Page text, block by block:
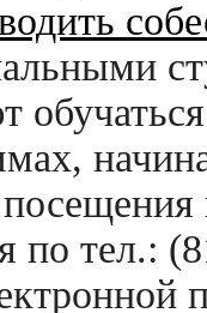
по тел.: